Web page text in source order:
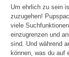
Um ehrlich zu sein
zuzugehen!
viele
einzugrenzen und
sind. Und während
können, was du auf